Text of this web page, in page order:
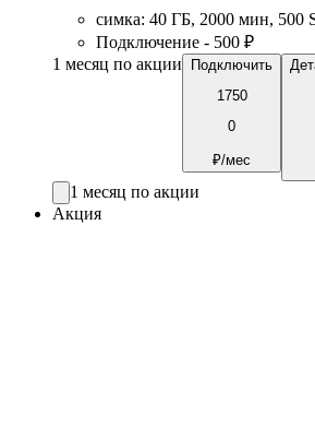
симка: 40 ГБ, 2000 мин, 500
Подключение - 500 ₽
1 месяц по акции
Подключить
1750
0
₽/мес
1 месяц по акции
Акция